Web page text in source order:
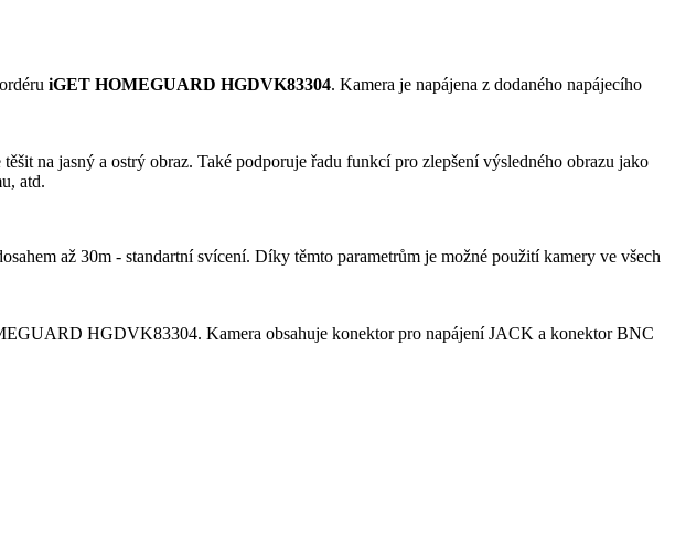
iGET HOMEGUARD HGDVK83304. Kamera je napájena z dodaného napájecího
na jasný a ostrý obraz. Také podporuje řadu funkcí pro zlepšení výsledného obrazu jako
atd.
až 30m - standartní svícení. Díky těmto parametrům je možné použití kamery ve všech
HGDVK83304. Kamera obsahuje konektor pro napájení JACK a konektor BNC